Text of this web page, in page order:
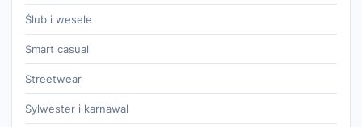
Ślub i wesele
Smart casual
Streetwear
Sylwester i karnawał